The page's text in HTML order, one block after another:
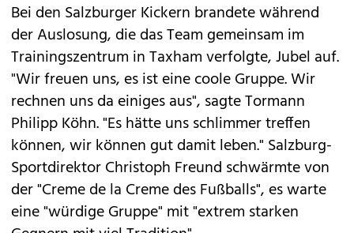
Bei den Salzburger Kickern brandete während
der Auslosung, die das Team gemeinsam im
Trainingszentrum in Taxham verfolgte, Jubel auf.
"Wir freuen uns, es ist eine coole Gruppe. Wir
rechnen uns da einiges aus", sagte Tormann
Philipp Köhn. "Es hätte uns schlimmer treffen
können, wir können gut damit leben." Salzburg-
Sportdirektor Christoph Freund schwärmte von
der "Creme de la Creme des Fußballs", es warte
eine "würdige Gruppe" mit "extrem starken